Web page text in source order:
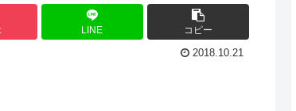
LINE コピー
2018.10.21